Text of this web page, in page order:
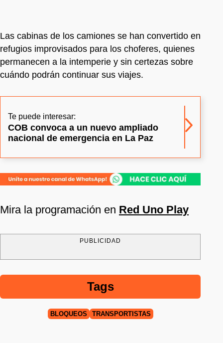
Las cabinas de los camiones se han convertido en
refugios improvisados para los choferes, quienes
permanecen a la intemperie y sin certezas sobre
cuándo podrán continuar sus viajes.
Te puede interesar:
COB convoca a un nuevo ampliado
nacional de emergencia en La Paz
Mira la programación en Red Uno Play
PUBLICIDAD
Tags
BLOQUEOS TRANSPORTISTAS